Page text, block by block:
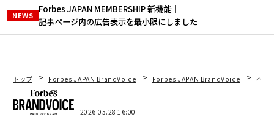
NEWS
Forbes JAPAN MEMBERSHIP 新機能｜
記事ページ内の広告表示を最小限にしました
トップ Forbes JAPAN BrandVoice Forbes JAPAN BrandVoice 不動
2026.05.28 16:00